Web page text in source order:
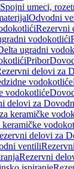
Spojni umeci,
Odvodni
Rezervni
vodokotlići
ugradni
Pribor
delovi za
vodokotliće
vodokotliće
delovi za
keramičke
delovi za
ventili
Rezervni